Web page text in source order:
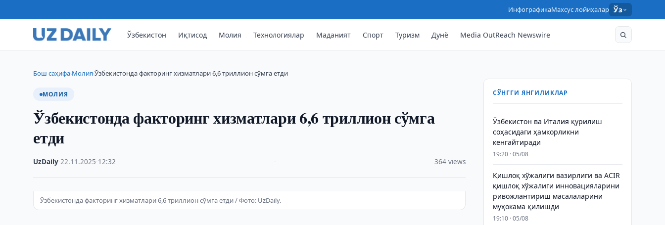
ИнфографикаМахсус лойиҳалар Ўз
Ўзбекистон Иқтисод Молия Технологиялар Маданият Спорт Туризм Дунё Media OutReach Newswire
Бош саҳифа›Молия›Ўзбекистонда факторинг хизматлари 6,6 триллион сўмга етди
МОЛИЯ
Ўзбекистонда факторинг хизматлари 6,6 триллион сўмга
етди
UzDaily ·22.11.2025 12:32 364 views
Ўзбекистонда факторинг хизматлари 6,6 триллион сўмга етди / Фото: UzDaily.
СЎНГГИ ЯНГИЛИКЛАР
Ўзбекистон ва Италия қурилиш
соҳасидаги ҳамкорликни
кенгайтиради
19:20 · 05/08
Қишлоқ хўжалиги вазирлиги ва ACIR
қишлоқ хўжалиги инновацияларини
ривожлантириш масалаларини
муҳокама қилишди
19:10 · 05/08